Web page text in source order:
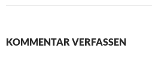
KOMMENTAR VERFASSEN